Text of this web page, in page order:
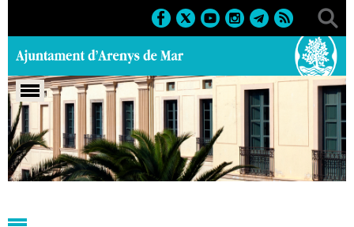
Portada > Agenda > 28-06-2019 > Marcs > 2019
Tapes al
Mercat